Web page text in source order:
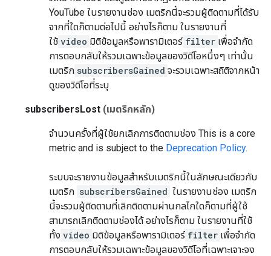
YouTube ในรายงานช่อง เมตริกนี้จะรวมผู้ติดตามที่ได้รับ
จากที่ใดก็ตามต่อไปนี้ อย่างไรก็ตาม ในรายงานที่
ใช้ video มิติข้อมูลหรือพารามิเตอร์ filter เพื่อจำกัด
การตอบกลับให้รวมเฉพาะข้อมูลของวิดีโอหนึ่งๆ เท่านั้น
เมตริก subscribersGained จะรวมเฉพาะสถิติจากหน้า
ดูของวิดีโอที่ระบุ
subscribersLost (เมตริกหลัก)
จำนวนครั้งที่ผู้ใช้ยกเลิกการติดตามช่อง This is a core
metric and is subject to the Deprecation Policy.
ระบบจะรายงานข้อมูลสําหรับเมตริกนี้ในลักษณะเดียวกับ
เมตริก subscribersGained ในรายงานช่อง เมตริก
นี้จะรวมผู้ติดตามที่เลิกติดตามผ่านกลไกใดก็ตามที่ผู้ใช้
สามารถเลิกติดตามช่องได้ อย่างไรก็ตาม ในรายงานที่ใช้
ทั้ง video มิติข้อมูลหรือพารามิเตอร์ filter เพื่อจำกัด
การตอบกลับให้รวมเฉพาะข้อมูลของวิดีโอที่เฉพาะเจาะจง